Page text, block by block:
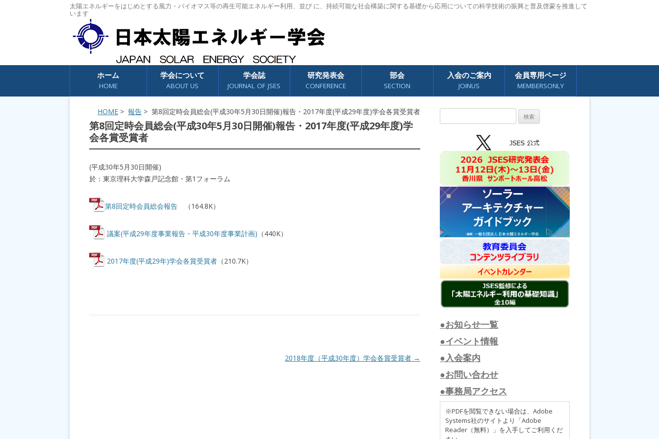
太陽エネルギーをはじめとする風力・バイオマス等の再生可能エネルギー利用、並び に、持続可能な社会構築に関する基礎から応用についての科学技術の振興と普及啓蒙を推進して
います
コンテンツへスキップ
ホーム
HOME
学会について
ABOUT US
学会誌
JOURNAL OF JSES
研究発表会
CONFERENCE
部会
SECTION
入会のご案内
JOINUS
会員専用ページ
MEMBERSONLY
HOME > 報告 > 第8回定時会員総会(平成30年5月30日開催)報告・2017年度(平成29年度)学会各賞受賞者
第8回定時会員総会(平成30年5月30日開催)報告・2017年度(平成29年度)学
会各賞受賞者
(平成30年5月30日開催)
於：東京理科大学森戸記念館・第1フォーラム
第8回定時会員総会報告 （164.8K）
議案(平成29年度事業報告・平成30年度事業計画) （440K）
2017年度(平成29年)学会各賞受賞者 （210.7K）
2018年度（平成30年度）学会各賞受賞者 →
索:
●お知らせ一覧
●イベント情報
●入会案内
●お問い合わせ
●事務局アクセス
※PDFを閲覧できない場合は、Adobe
Systems社のサイトより「Adobe
Reader（無料）」を入手してご利用くだ